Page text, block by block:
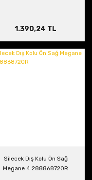
1.390,24 TL
Silecek Dış Kolu Ön Sağ
Megane 4 288868720R